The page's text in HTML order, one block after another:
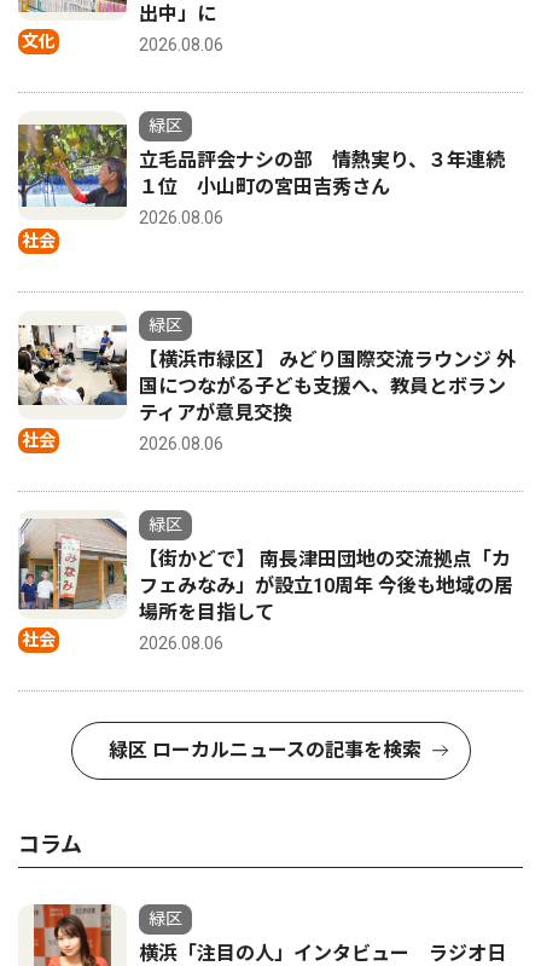
文化
出中」に
2026.08.06
社会
緑区
立毛品評会ナシの部 情熱実り、３年連続
１位 小山町の宮田吉秀さん
2026.08.06
社会
緑区
【横浜市緑区】 みどり国際交流ラウンジ 外
国につながる子ども支援へ、教員とボラン
ティアが意見交換
2026.08.06
社会
緑区
【街かどで】 南長津田団地の交流拠点「カ
フェみなみ」が設立10周年 今後も地域の居
場所を目指して
2026.08.06
緑区 ローカルニュースの記事を検索
コラム
緑区
横浜「注目の人」インタビュー ラジオ日